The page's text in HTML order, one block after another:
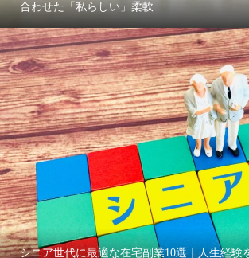
合わせた「私らしい」柔軟...
シニア世代に最適な在宅副業10選｜人生経験